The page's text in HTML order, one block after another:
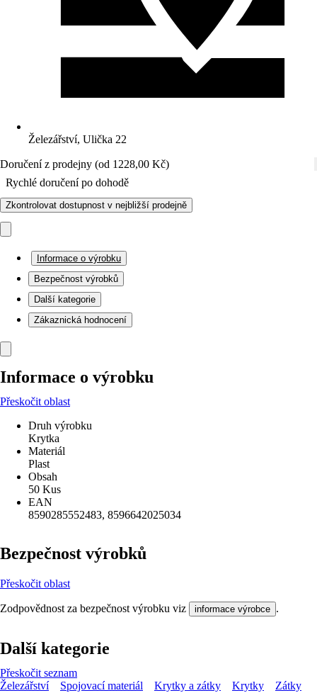
Železářství, Ulička 22
Doručení z prodejny (od 1228,00 Kč)
Rychlé doručení po dohodě
Zkontrolovat dostupnost v nejbližší prodejně
Informace o výrobku
Bezpečnost výrobků
Další kategorie
Zákaznická hodnocení
Informace o výrobku
Přeskočit oblast
Druh výrobku
Krytka
Materiál
Plast
Obsah
50 Kus
EAN
8590285552483, 8596642025034
Bezpečnost výrobků
Přeskočit oblast
Zodpovědnost za bezpečnost výrobku viz informace výrobce .
Další kategorie
Přeskočit seznam
Železářství
Spojovací materiál Krytky a zátky Krytky Zátky